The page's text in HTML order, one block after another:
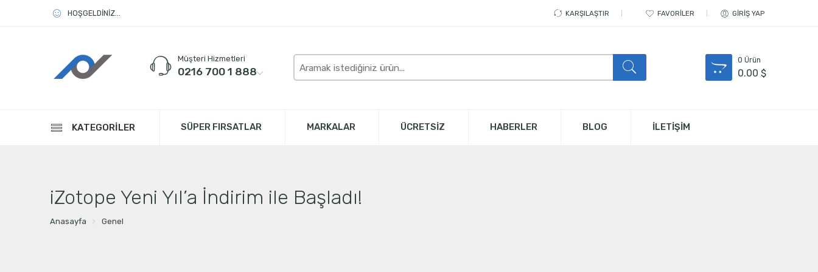
HOŞGELDİNİZ... KARŞILAŞTIR FAVORILER GIRIŞ YAP
Müşteri Hizmetleri
0216 700 1 888
Burada
arayın
0 Ürün
0.00$
KATEGORİLER SÜPER FIRSATLAR MARKALAR ÜCRETSİZ HABERLER BLOG İLETİŞİM
iZotope Yeni Yıl’a İndirim ile Başladı!
Anasayfa Genel